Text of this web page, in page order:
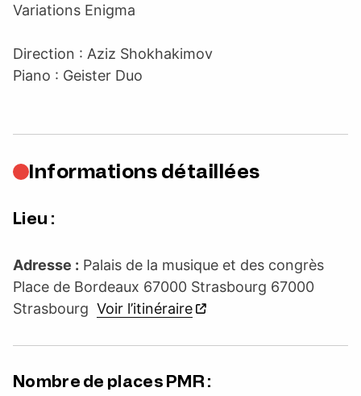
Variations Enigma
Direction : Aziz Shokhakimov
Piano : Geister Duo
Informations détaillées
Lieu :
Adresse : Palais de la musique et des congrès
Place de Bordeaux 67000 Strasbourg 67000
Strasbourg Voir l’itinéraire
Nombre de places PMR :